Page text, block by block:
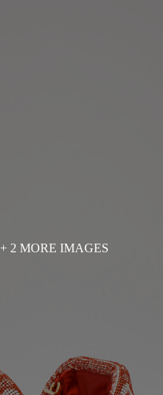
+ 2 MORE IMAGES